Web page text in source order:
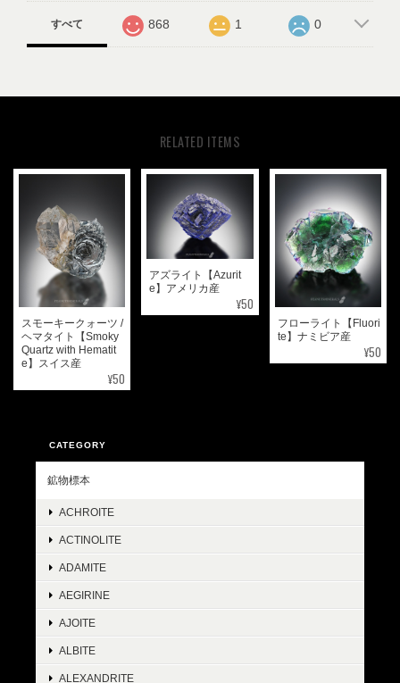
すべて 868 1 0
RELATED ITEMS
スモーキークォーツ /
ヘマタイト【Smoky
Quartz with Hematit
e】スイス産
¥50
アズライト【Azurit
e】アメリカ産
¥50
フローライト【Fluori
te】ナミビア産
¥50
CATEGORY
鉱物標本
ACHROITE
ACTINOLITE
ADAMITE
AEGIRINE
AJOITE
ALBITE
ALEXANDRITE